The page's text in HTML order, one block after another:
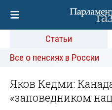
Статьи
Все о пенсиях в России
Яков Кедми:
«заповедником